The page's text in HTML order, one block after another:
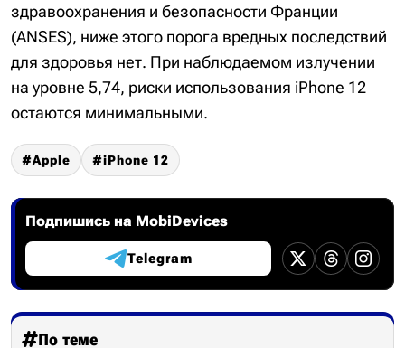
здравоохранения и безопасности Франции
(ANSES), ниже этого порога вредных последствий
для здоровья нет. При наблюдаемом излучении
на уровне 5,74, риски использования iPhone 12
остаются минимальными.
Apple iPhone 12
Подпишись на MobiDevices
Telegram
По теме